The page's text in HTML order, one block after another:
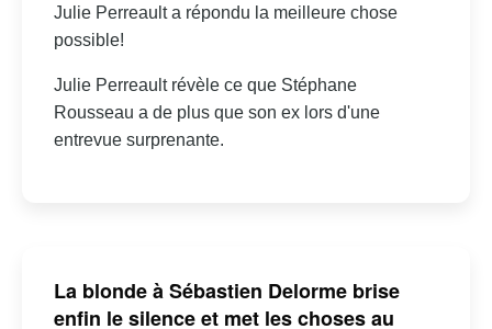
Julie Perreault a répondu la meilleure chose
possible!
Julie Perreault révèle ce que Stéphane
Rousseau a de plus que son ex lors d'une
entrevue surprenante.
La blonde à Sébastien Delorme brise
enfin le silence et met les choses au